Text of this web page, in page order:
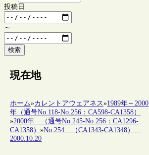
投稿日
～
検索
現在地
ホーム»カレントアウェアネス»1989年～2000
年（通号No.118-No.256：CA598-CA1358）
»2000年 （通号No.245-No.256：CA1296-
CA1358）»No.254 （CA1343-CA1348）
2000.10.20